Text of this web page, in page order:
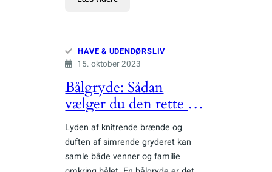
HAVE & UDENDØRSLIV
15. oktober 2023
Bålgryde: Sådan
vælger du den rette til
bålhyggen
Lyden af knitrende brænde og
duften af simrende gryderet kan
samle både venner og familie